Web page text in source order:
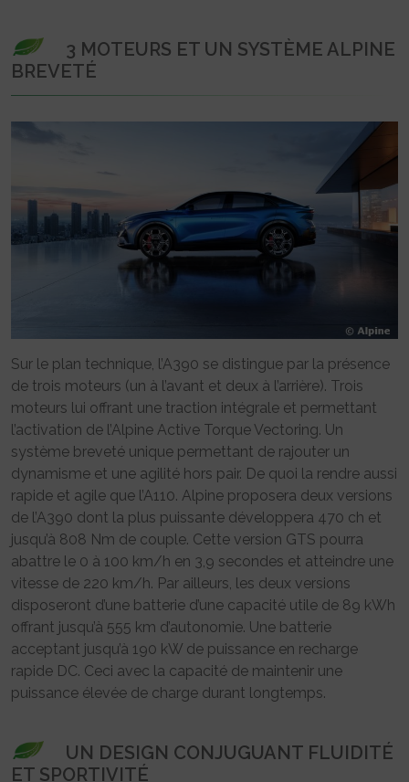
3 MOTEURS ET UN SYSTÈME ALPINE
BREVETÉ
Sur le plan technique, l’A390 se distingue par la présence
de trois moteurs (un à l’avant et deux à l’arrière). Trois
moteurs lui offrant une traction intégrale et permettant
l’activation de l’Alpine Active Torque Vectoring. Un
système breveté unique permettant de rajouter un
dynamisme et une agilité hors pair. De quoi la rendre aussi
rapide et agile que l’A110. Alpine proposera deux versions
de l’A390 dont la plus puissante développera 470 ch et
jusqu’à 808 Nm de couple. Cette version GTS pourra
abattre le 0 à 100 km/h en 3,9 secondes et atteindre une
vitesse de 220 km/h. Par ailleurs, les deux versions
disposeront d’une batterie d’une capacité utile de 89 kWh
offrant jusqu’à 555 km d’autonomie. Une batterie
acceptant jusqu’à 190 kW de puissance en recharge
rapide DC. Ceci avec la capacité de maintenir une
puissance élevée de charge durant longtemps.
UN DESIGN CONJUGUANT FLUIDITÉ
ET SPORTIVITÉ